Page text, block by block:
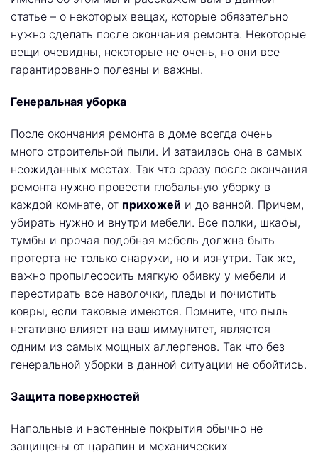
статье – о некоторых вещах, которые обязательно
нужно сделать после окончания ремонта. Некоторые
вещи очевидны, некоторые не очень, но они все
гарантированно полезны и важны.
Генеральная уборка
После окончания ремонта в доме всегда очень
много строительной пыли. И затаилась она в самых
неожиданных местах. Так что сразу после окончания
ремонта нужно провести глобальную уборку в
каждой комнате, от прихожей и до ванной. Причем,
убирать нужно и внутри мебели. Все полки, шкафы,
тумбы и прочая подобная мебель должна быть
протерта не только снаружи, но и изнутри. Так же,
важно пропылесосить мягкую обивку у мебели и
перестирать все наволочки, пледы и почистить
ковры, если таковые имеются. Помните, что пыль
негативно влияет на ваш иммунитет, является
одним из самых мощных аллергенов. Так что без
генеральной уборки в данной ситуации не обойтись.
Защита поверхностей
Напольные и настенные покрытия обычно не
защищены от царапин и механических